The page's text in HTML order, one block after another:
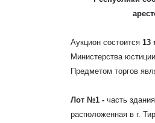
Аукцион состоится 13
Министерства
Предметом торгов
Лот №1 - часть
расположенная в г.